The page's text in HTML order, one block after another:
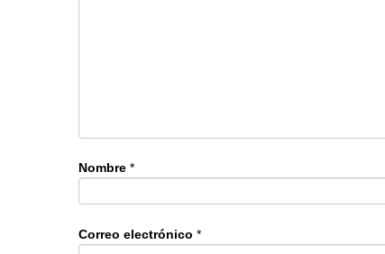
Nombre *
Correo electrónico *